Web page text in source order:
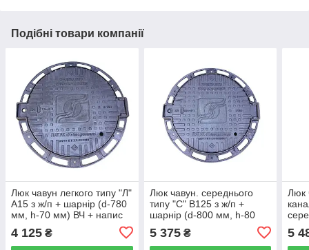
Подібні товари компанії
Люк чавун легкого типу "Л"
А15 з ж/п + шарнір (d-780
мм, h-70 мм) ВЧ + напис
4 125 ₴
Люк чавун. середнього
типу "С" В125 з ж/п +
шарнір (d-800 мм, h-80
мм) ВЧ + Київводоканал
(КТ-19)
5 375₴
Люк
h-
5